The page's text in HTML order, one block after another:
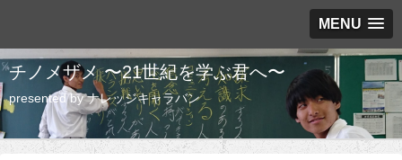
MENU
チノメザメ 〜21世紀を学ぶ君へ〜
presented by ナレッジキャラバン